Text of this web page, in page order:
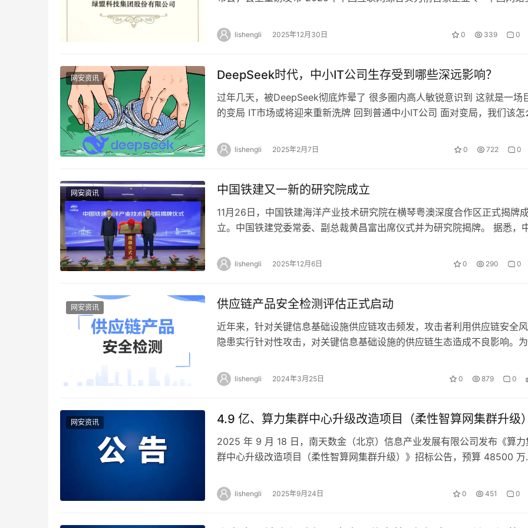
lishengli 2025年12月30日 0 339 0
网安资讯 DeepSeek时代，中小IT公司生存受到哪些深远影响？
过年几天，被DeepSeek彻底炸晕了 很多圈内高人敏锐意识到 这就是一场
的变局 IT市场或将迎来重新洗牌 回到普通中小IT公司 面对变局，我们该怎
lishengli 2025年2月7日 0 722 0
网安资讯 中国铁建又一新的研究院成立
11月26日，中国铁建海洋产业技术研究院在横琴粤澳深度合作区正式揭牌
立。中国铁建党委常委、副总裁黄昌富出席仪式并为研究院揭牌。 据悉，
lishengli 2025年12月6日 0 290 0
网安资讯 供应链产品安全检测评估正式启动
近年来，针对关键信息基础设施供应链攻击频发，攻击者利用供应链安全
隐患实行针对性攻击，对关键信息基础设施的供应链生态造成不良影响。为
lishengli 2024年3月25日 0 879 0
网安资讯 4.9 亿、算力集群中心升级改造项目（柔性智算网集群升级）
2025 年 9 月 18 日，南天数金（北京）信息产业发展有限公司发布《算力
群中心升级改造项目（柔性智算网集群升级）》招标公告，预算 48500 万
lishengli 2025年9月24日 0 451 0